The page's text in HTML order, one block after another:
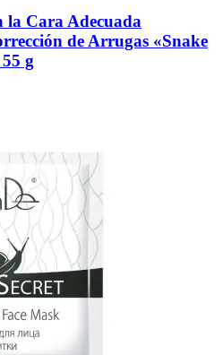
la Cara Adecuada
de Arrugas «Snake
g